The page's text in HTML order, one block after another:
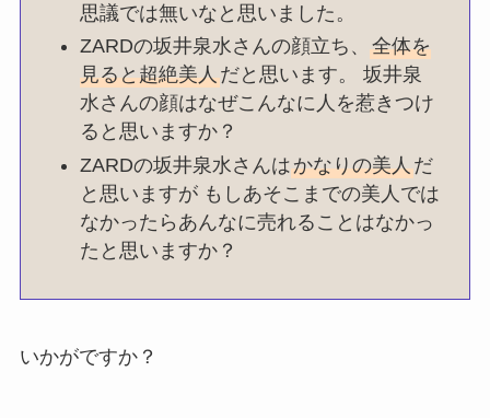
思議では無いなと思いました。
ZARDの坂井泉水さんの顔立ち、 全体を
見ると超絶美人だと思います。 坂井泉
水さんの顔はなぜこんなに人を惹きつけ
ると思いますか？
ZARDの坂井泉水さんはかなりの美人だ
と思いますが もしあそこまでの美人では
なかったらあんなに売れることはなかっ
たと思いますか？
いかがですか？